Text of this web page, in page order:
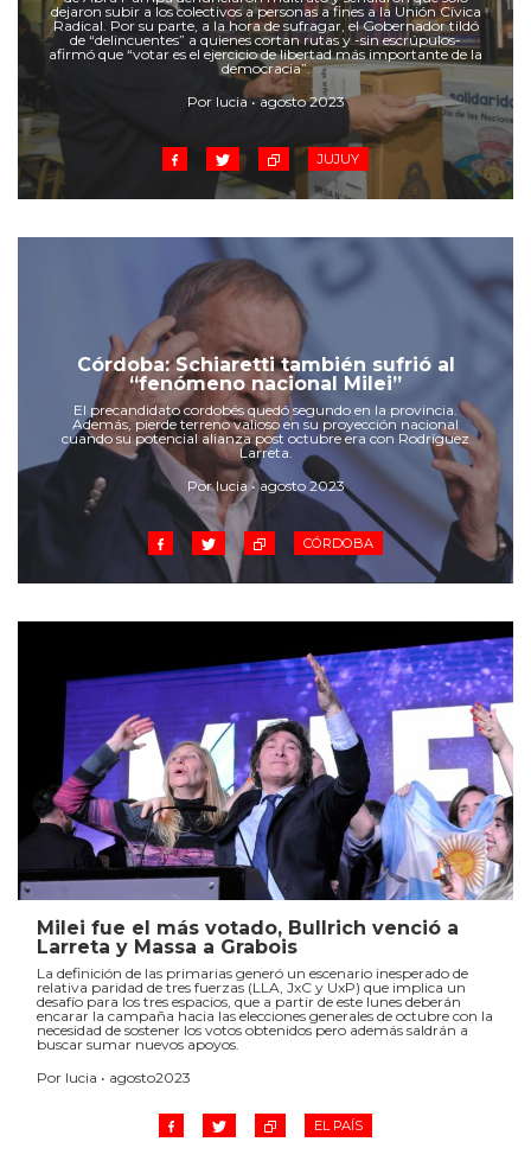
dejaron subir a los colectivos a personas a fines a la Unión Cívica
Radical. Por su parte, a la hora de sufragar, el Gobernador tildó
de “delincuentes” a quienes cortan rutas y -sin escrúpulos-
afirmó que “votar es el ejercicio de libertad más importante de la
democracia”.
Por lucia • agosto 2023
JUJUY
Córdoba: Schiaretti también sufrió al
“fenómeno nacional Milei”
El precandidato cordobés quedó segundo en la provincia.
Además, pierde terreno valioso en su proyección nacional
cuando su potencial alianza post octubre era con Rodríguez
Larreta.
Por lucia • agosto 2023
CÓRDOBA
Milei fue el más votado, Bullrich venció a
Larreta y Massa a Grabois
La definición de las primarias generó un escenario inesperado de
relativa paridad de tres fuerzas (LLA, JxC y UxP) que implica un
desafío para los tres espacios, que a partir de este lunes deberán
encarar la campaña hacia las elecciones generales de octubre con la
necesidad de sostener los votos obtenidos pero además saldrán a
buscar sumar nuevos apoyos.
Por lucia • agosto2023
EL PAÍS